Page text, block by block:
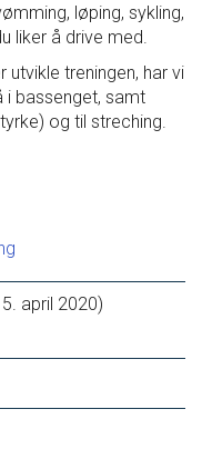
løping, sykling,
liker å drive med.
utvikle treningen, har vi
i bassenget, samt
og til streching.
april 2020)